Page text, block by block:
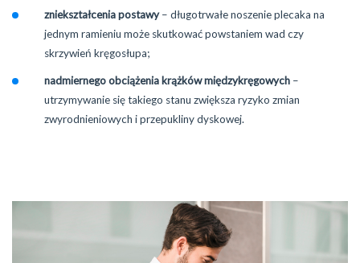
zniekształcenia postawy– długotrwałe noszenie plecaka na
jednym ramieniu może skutkować powstaniem wad czy
skrzywień kręgosłupa;
nadmiernego obciążenia krążków międzykręgowych –
utrzymywanie się takiego stanu zwiększa ryzyko zmian
zwyrodnieniowych i przepukliny dyskowej.